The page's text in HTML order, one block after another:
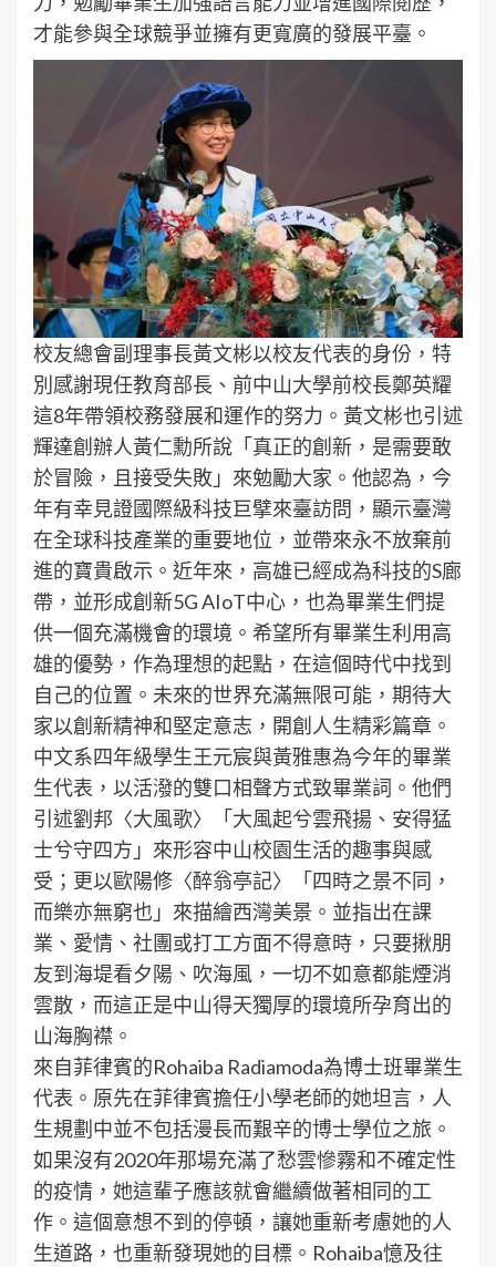
才能參與全球競爭並擁有更寬廣的發展平臺。
校友總會副理事長黃文彬以校友代表的身份，特
別感謝現任教育部長、前中山大學前校長鄭英耀
這8年帶領校務發展和運作的努力。黃文彬也引述
輝達創辦人黃仁勳所說「真正的創新，是需要敢
於冒險，且接受失敗」來勉勵大家。他認為，今
年有幸見證國際級科技巨擘來臺訪問，顯示臺灣
在全球科技產業的重要地位，並帶來永不放棄前
進的寶貴啟示。近年來，高雄已經成為科技的S廊
帶，並形成創新5G AIoT中心，也為畢業生們提
供一個充滿機會的環境。希望所有畢業生利用高
雄的優勢，作為理想的起點，在這個時代中找到
自己的位置。未來的世界充滿無限可能，期待大
家以創新精神和堅定意志，開創人生精彩篇章。
中文系四年級學生王元宸與黃雅惠為今年的畢業
生代表，以活潑的雙口相聲方式致畢業詞。他們
引述劉邦〈大風歌〉「大風起兮雲飛揚、安得猛
士兮守四方」來形容中山校園生活的趣事與感
受；更以歐陽修〈醉翁亭記〉「四時之景不同，
而樂亦無窮也」來描繪西灣美景。並指出在課
業、愛情、社團或打工方面不得意時，只要揪朋
友到海堤看夕陽、吹海風，一切不如意都能煙消
雲散，而這正是中山得天獨厚的環境所孕育出的
山海胸襟。
來自菲律賓的Rohaiba Radiamoda為博士班畢業生
代表。原先在菲律賓擔任小學老師的她坦言，人
生規劃中並不包括漫長而艱辛的博士學位之旅。
如果沒有2020年那場充滿了愁雲慘霧和不確定性
的疫情，她這輩子應該就會繼續做著相同的工
作。這個意想不到的停頓，讓她重新考慮她的人
生道路，也重新發現她的目標。Rohaiba憶及往